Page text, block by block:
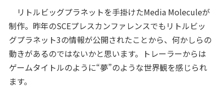
リトルビッグプラネットを手掛けたMedia Moleculeが
制作。昨年のSCEプレスカンファレンスでもリトルビッ
グプラネット3の情報が公開されたことから、何かしらの
動きがあるのではないかと思います。トレーラーからは
ゲームタイトルのように“夢”のような世界観を感じられ
ます。